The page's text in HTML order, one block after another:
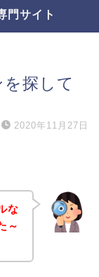
門サイト
探して
2020年11月27日
な
～